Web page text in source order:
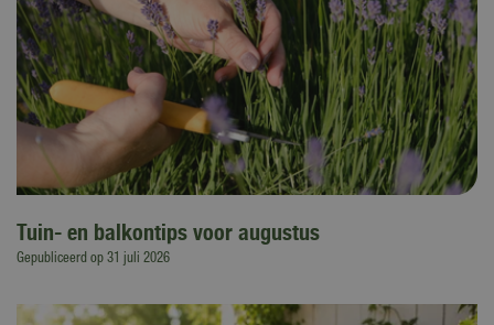
Tuin- en balkontips voor augustus
Gepubliceerd op 31 juli 2026